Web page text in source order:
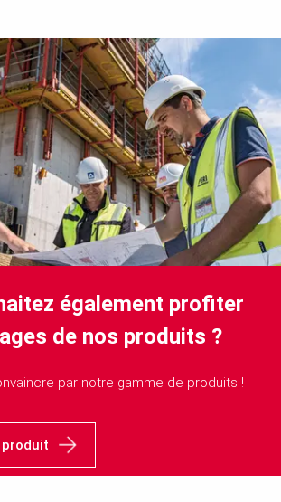
également profiter
de nos produits ?
par notre gamme de produits !
produit